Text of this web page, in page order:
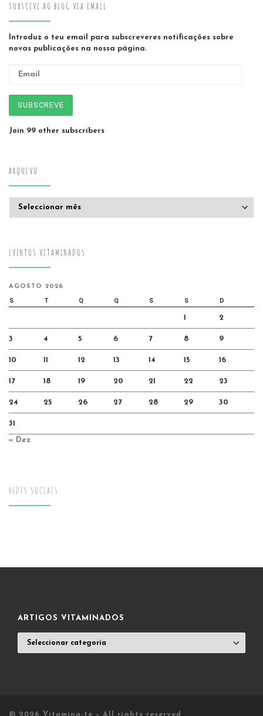
SUBSCEVE AO BLOG VIA EMAIL
Introduz o teu email para subscreveres notificações sobre
novas publicações na nossa página.
SUBSCREVE
Join 99 other subscribers
ARQUIVO
EVENTOS VITAMINADOS
AGOSTO 2026
S T Q Q S S D
1 2
3 4 5 6 7 8 9
10 11 12 13 14 15 16
17 18 19 20 21 22 23
24 25 26 27 28 29 30
31
« Dez
REDES SOCIAIS
ARTIGOS VITAMINADOS
VITAMINADOS